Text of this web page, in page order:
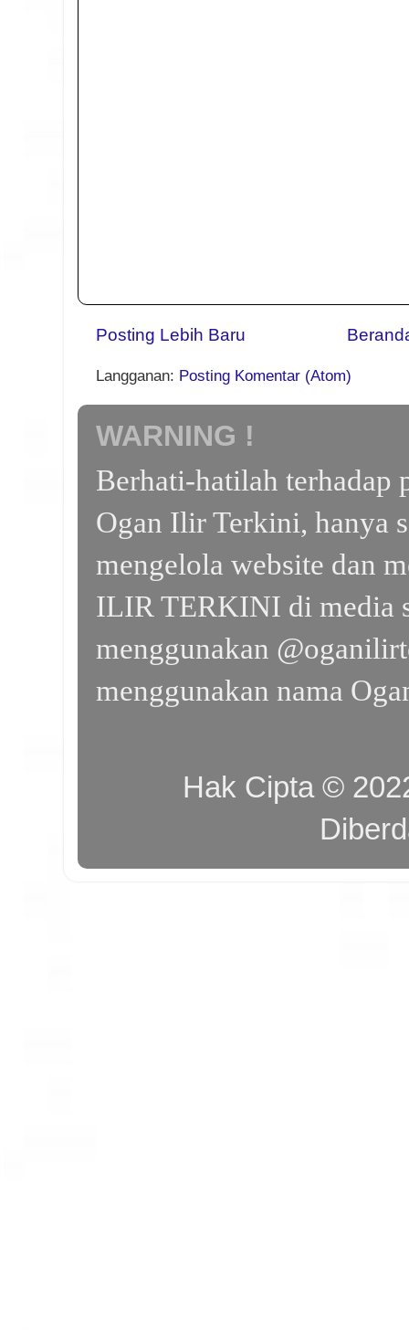
Posting Lebih Baru
Langganan: Posting Komentar (Atom)
WARNING !
Berhati-hatilah terhadap
Ogan Ilir Terkini, hanya
mengelola website dan
ILIR TERKINI di media
menggunakan
menggunakan nama
Hak Cipta ©